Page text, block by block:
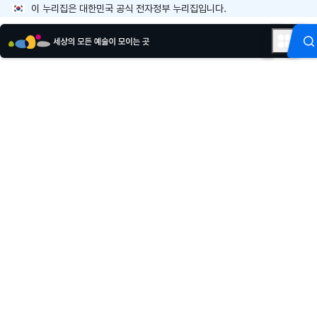
이 누리집은 대한민국 공식 전자정부 누리집입니다.